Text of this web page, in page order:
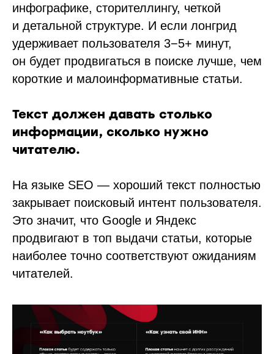
инфографике, сторителлингу, четкой
и детальной структуре. И если лонгрид
удерживает пользователя 3−5+ минут,
он будет продвигаться в поиске лучше, чем
короткие и малоинформативные статьи.
Текст должен давать столько
информации, сколько нужно
читателю.
На языке SEO — хороший текст полностью
закрывает поисковый интент пользователя.
Это значит, что Google и Яндекс
продвигают в топ выдачи статьи, которые
наиболее точно соответствуют ожиданиям
читателей.